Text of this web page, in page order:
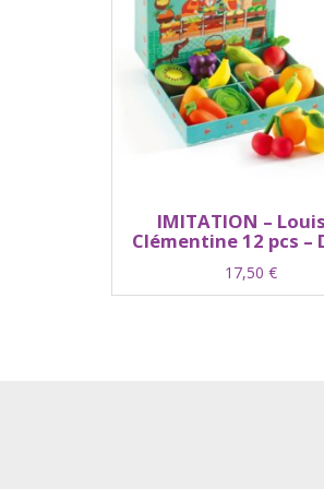
IMITATION –
Clémentine 12 pcs –
17,50 €